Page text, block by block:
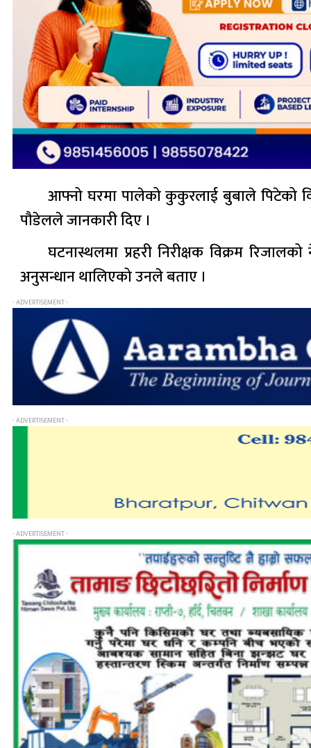
आफ्नो घरमा पालेको कुकुरलाई बुबाले पिटेको
पौडेलले जानकारी दिए ।
घटनास्थलमा प्रहरी निरीक्षक विक्रम
अनुसन्धान थालिएको उनले बताए ।
- ADVERTISEMENT -
- ADVERTISEMENT -
- ADVERTISEMENT -